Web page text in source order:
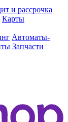
и рассрочка
Карты
Автоматы-
Запчасти